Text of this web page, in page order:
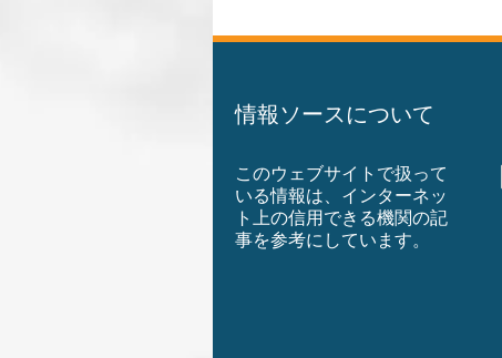
情報ソースについて
このウェブサイトで扱って
いる情報は、インターネッ
ト上の信用できる機関の記
事を参考にしています。